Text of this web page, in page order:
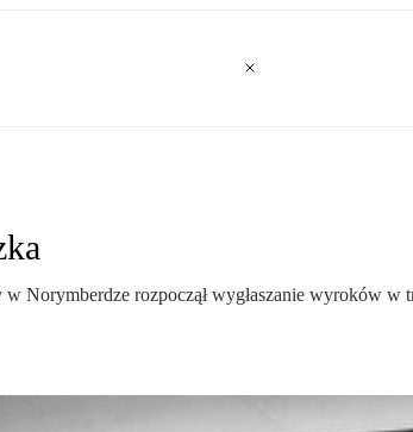
Norymberdze rozpoczął wygłaszanie wyroków